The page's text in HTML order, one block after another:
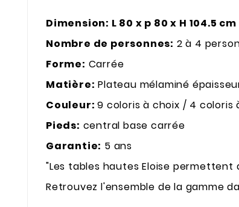
Dimension: L 80 x p 80 x H 104.5 cm
Nombre de personnes: 2 à 4
Forme: Carrée
Matière: Plateau mélaminé
Couleur:9 coloris à choix / 4 coloris
Pieds: central base carrée
Garantie: 5 ans
"Les tables hautes Eloise
Retrouvez l'ensemble de la gamme